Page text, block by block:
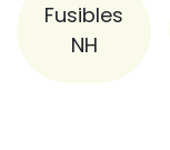
Fusibles
NH